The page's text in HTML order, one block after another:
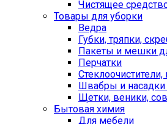
Чистящее
Товары для уборки
Ведра
Губки, тряпки,
Пакеты и мешки
Перчатки
Швабры и
Щетки, веники,
Бытовая химия
Для мебели